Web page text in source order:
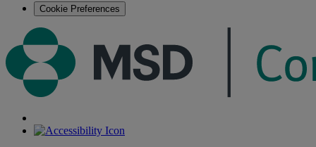
Cookie Preferences